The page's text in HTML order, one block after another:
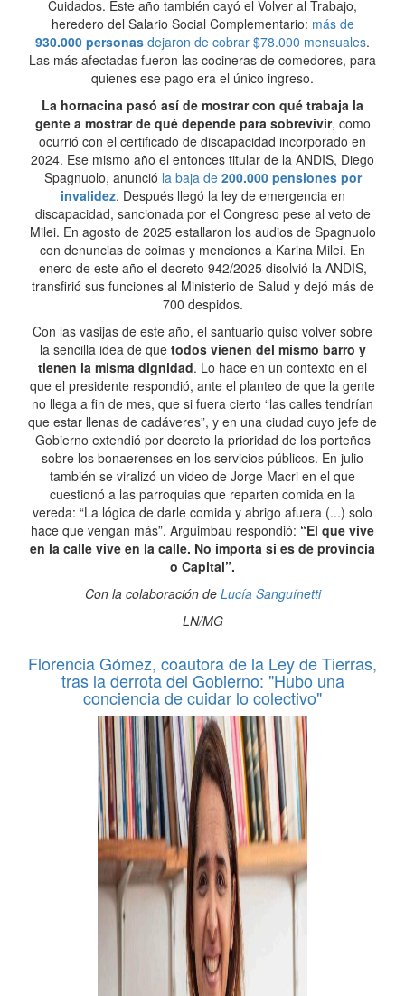
Cuidados. Este año también cayó el Volver al Trabajo,
heredero del Salario Social Complementario: más de
930.000 personas dejaron de cobrar $78.000 mensuales.
Las más afectadas fueron las cocineras de comedores, para
quienes ese pago era el único ingreso.
La hornacina pasó así de mostrar con qué trabaja la
gente a mostrar de qué depende para sobrevivir, como
ocurrió con el certificado de discapacidad incorporado en
2024. Ese mismo año el entonces titular de la ANDIS, Diego
Spagnuolo, anunció la baja de 200.000 pensiones por
invalidez. Después llegó la ley de emergencia en
discapacidad, sancionada por el Congreso pese al veto de
Milei. En agosto de 2025 estallaron los audios de Spagnuolo
con denuncias de coimas y menciones a Karina Milei. En
enero de este año el decreto 942/2025 disolvió la ANDIS,
transfirió sus funciones al Ministerio de Salud y dejó más de
700 despidos.
Con las vasijas de este año, el santuario quiso volver sobre
la sencilla idea de que todos vienen del mismo barro y
tienen la misma dignidad. Lo hace en un contexto en el
que el presidente respondió, ante el planteo de que la gente
no llega a fin de mes, que si fuera cierto “las calles tendrían
que estar llenas de cadáveres”, y en una ciudad cuyo jefe de
Gobierno extendió por decreto la prioridad de los porteños
sobre los bonaerenses en los servicios públicos. En julio
también se viralizó un video de Jorge Macri en el que
cuestionó a las parroquias que reparten comida en la
vereda: “La lógica de darle comida y abrigo afuera (...) solo
hace que vengan más”. Arguimbau respondió: “El que vive
en la calle vive en la calle. No importa si es de provincia
o Capital”.
Con la colaboración de Lucía Sanguínetti
LN/MG
Florencia Gómez, coautora de la Ley de Tierras,
tras la derrota del Gobierno: "Hubo una
conciencia de cuidar lo colectivo"